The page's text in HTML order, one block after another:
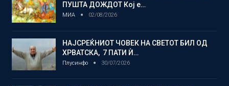
ПУШТА ДОЖДОТ Кој е…
МИА 02/08/2026
НАЈСРЕЌНИОТ ЧОВЕК НА СВЕТОТ БИЛ ОД
ХРВАТСКА, 7 ПАТИ Ѝ…
Плусинфо 30/07/2026